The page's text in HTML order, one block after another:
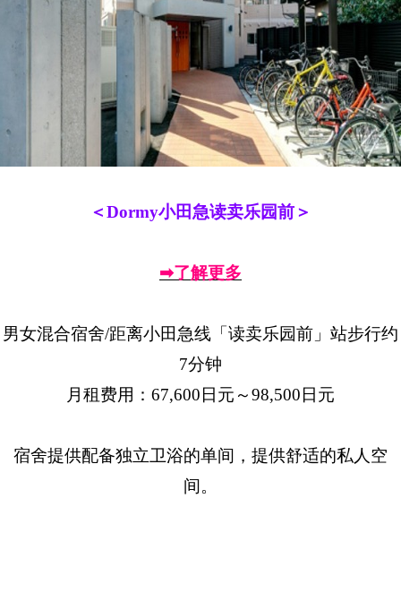
＜Dormy小田急读卖乐园前＞
➡了解更多
男女混合宿舍/距离小田急线「读卖乐园前」站步行约
7分钟
月租费用：67,600日元～98,500日元
宿舍提供配备独立卫浴的单间，提供舒适的私人空
间。